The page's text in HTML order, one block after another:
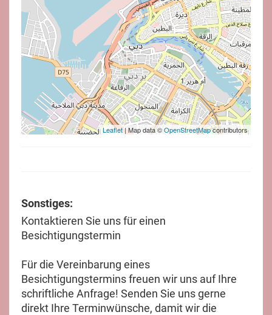
Leaflet| Map data ©OpenStreetMapcontributors
Sonstiges:
Kontaktieren Sie uns für einen
Besichtigungstermin
Für die Vereinbarung eines
Besichtigungstermins freuen wir uns auf Ihre
schriftliche Anfrage! Senden Sie uns gerne
direkt Ihre Terminwünsche, damit wir die